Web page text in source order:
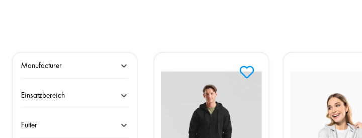
Manufacturer
Einsatzbereich
Futter